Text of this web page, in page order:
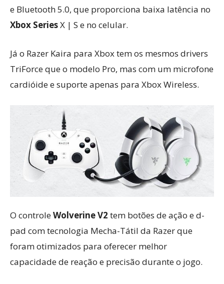
e Bluetooth 5.0, que proporciona baixa latência no
Xbox SeriesX | S e no celular.
Já o Razer Kaira para Xbox tem os mesmos drivers
TriForce que o modelo Pro, mas com um microfone
cardióide e suporte apenas para Xbox Wireless.
O controleWolverine V2 tem botões de ação e d-
pad com tecnologia Mecha-Tátil da Razer que
foram otimizados para oferecer melhor
capacidade de reação e precisão durante o jogo.